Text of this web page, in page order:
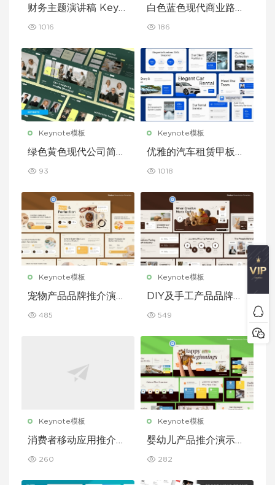
财务主题演讲稿 Keyn
1016
白色蓝色现代商业路演
板
186
Keynote模板
绿色黄色现代公司简介
93
Keynote模板
优雅的汽车租赁甲板主
1018
Keynote模板
宠物产品品牌推介演示
e 模板
485
Keynote模板
DIY及手工产品品牌推
eynote 模板
549
Keynote模板
消费者移动应用推介演
ote 模板
260
Keynote模板
婴幼儿产品推介演示文
模板
282